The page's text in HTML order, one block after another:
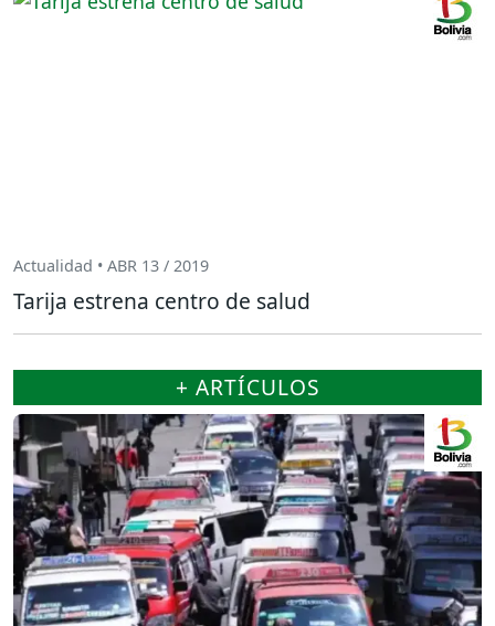
Actualidad • ABR 13 / 2019
Tarija estrena centro de salud
+ ARTÍCULOS